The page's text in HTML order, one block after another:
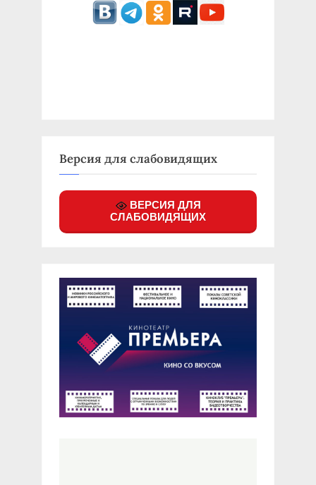
Версия для слабовидящих
ВЕРСИЯ ДЛЯ
СЛАБОВИДЯЩИХ